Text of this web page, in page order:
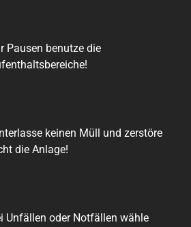
Pausen benutze die
keinen Müll und zerstöre
die Anlage!
Unfällen oder Notfällen wähle